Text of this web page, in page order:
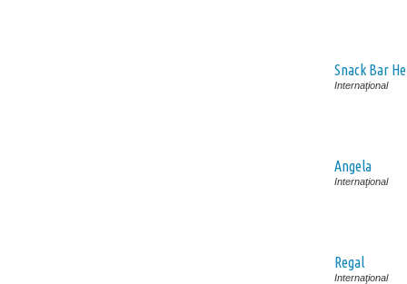
Snack Bar
Internaţional
Angela
Internaţional
Regal
Internaţional